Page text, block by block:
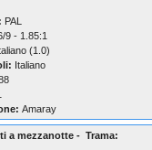
PAL
9 - 1.85:1
(1.0)
Italiano
Amaray
a mezzanotte - Trama: